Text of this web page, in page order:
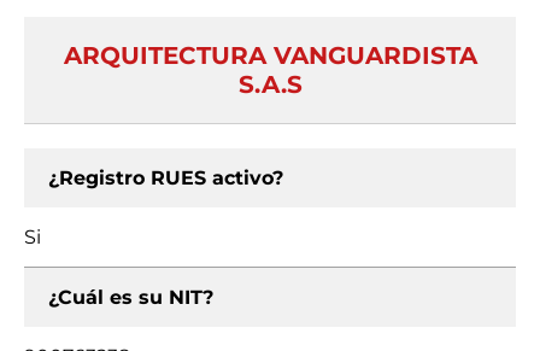
ARQUITECTURA VANGUARDISTA
S.A.S
¿Registro RUES activo?
Si
¿Cuál es su NIT?